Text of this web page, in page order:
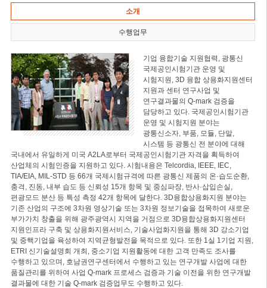
소개
수행업무
기업 융합기술 지원협력, 광통신
국제공인시험기관 운영 및
시험지원, 3D 융합 상용화지원센터
지원과 센터 연구사업 및
연구결과물의 Q-mark 검증을
담당하고 있다. 국제공인시험기관
운영 및 시험지원 분야는
광통신소자, 부품, 모듈, 단말,
시스템 등 광통신 전 분야에 대해
국내에서 유일하게 미국 A2LA로부터 국제공인시험기관 자격을 획득하여
산업체의 시험인증을 지원하고 있다. 시험내용은 Telcordia, IEEE, IEC,
TIA/EIA, MIL-STD 등 66개 국제시험규격에 따른 광통신 제품의 온·습도순환,
충격, 진동, 내부 습도 등 신뢰성 15개 항목 및 중심파장, 반사·삽입손실,
편광모드 분산 등 특성 측정 42개 항목에 달한다. 3D융합상용화지원 분야는
기존 산업의 구조에 3차원 영상기술 또는 3차원 정보기술을 접목하여 새로운
부가가치 창출을 위해 광주광역시 지역을 거점으로 3D융합상용화지원센터
지원인프라 구축 및 상용화지원서비스, 기술사업화지원을 통해 3D 강소기업
및 중핵기업을 육성하여 지역균형발전을 목적으로 있다. 또한 1실 1기업 지원,
ETRI 신기술설명회 개최, 중소기업 지원활동에 대한 고객 만족도 조사를
수행하고 있으며, 호남권연구센터에서 수행하고 있는 연구개발 사업에 대한
품질관리를 위하여 사업 Q-mark 프로세스 검증과 기술 이전을 위한 연구개발
결과물에 대한 기술 Q-mark 검증업무도 수행하고 있다.